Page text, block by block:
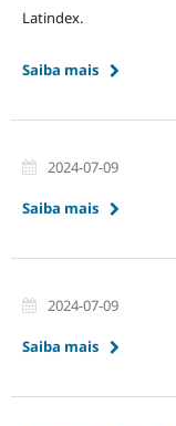
Latindex.
Saiba mais
2024-07-09
Saiba mais
2024-07-09
Saiba mais